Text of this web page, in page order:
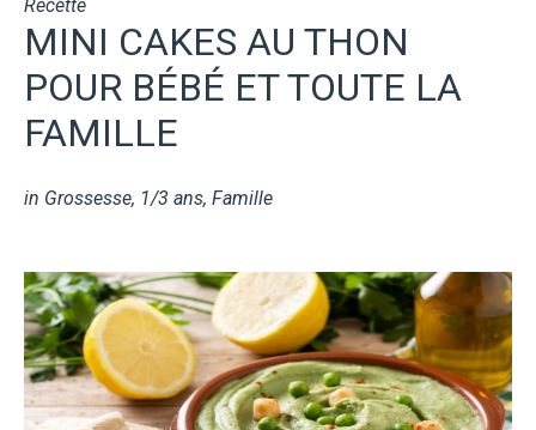
Recette
MINI CAKES AU THON
POUR BÉBÉ ET TOUTE LA
FAMILLE
in Grossesse, 1/3 ans, Famille